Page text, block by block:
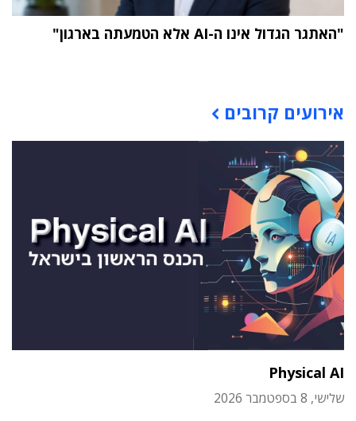
"האתגר הגדול אינו ה-AI אלא הטמעתה בארגון"
אירועים קרובים
Physical AI
שלישי, 8 בספטמבר 2026